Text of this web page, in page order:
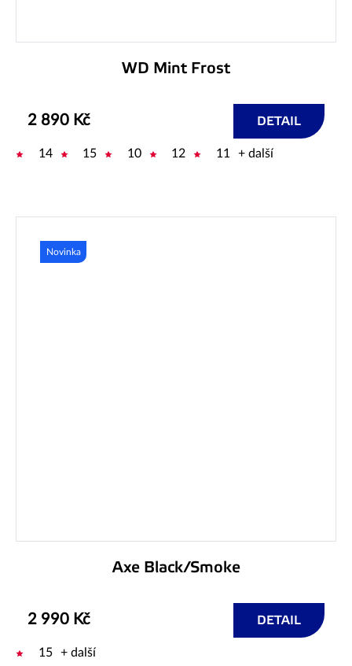
WD Mint Frost
2 890 Kč DETAIL
14 15 10 12 11 + další
Novinka
Axe Black/Smoke
2 990 Kč DETAIL
15 + další